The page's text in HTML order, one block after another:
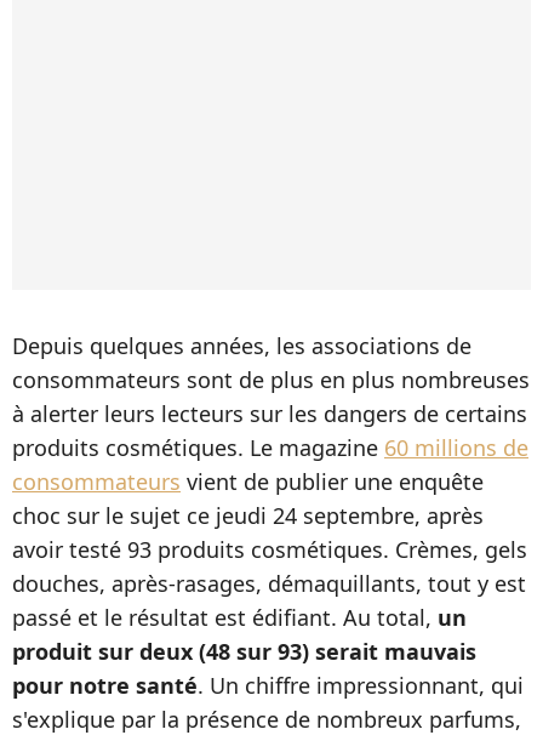
Depuis quelques années, les associations de
consommateurs sont de plus en plus nombreuses
à alerter leurs lecteurs sur les dangers de certains
produits cosmétiques. Le magazine 60 millions de
consommateurs vient de publier une enquête
choc sur le sujet ce jeudi 24 septembre, après
avoir testé 93 produits cosmétiques. Crèmes, gels
douches, après-rasages, démaquillants, tout y est
passé et le résultat est édifiant. Au total, un
produit sur deux (48 sur 93) serait mauvais
pour notre santé. Un chiffre impressionnant, qui
s'explique par la présence de nombreux parfums,